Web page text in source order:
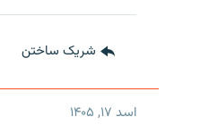
شریک ساختن
اسد ۱۷, ۱۴۰۵